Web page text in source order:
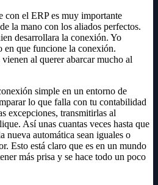
con el ERP es muy importante
la mano con los aliados perfectos.
desarrollara la conexión. Yo
en que funcione la conexión.
al querer abarcar mucho al
simple en un entorno de
lo que falla con tu contabilidad
excepciones, transmitirlas al
Así unas cuantas veces hasta que
nueva automática sean iguales o
Esto está claro que es en un mundo
más prisa y se hace todo un poco